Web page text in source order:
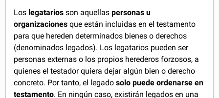
Los legatarios son aquellaspersonas u
organizacionesque están incluidas en el testamento
para que hereden determinados bienes o derechos
(denominados legados). Los legatarios pueden ser
personas externas o los propios herederos forzosos, a
quienes el testador quiera dejar algún bien o derecho
concreto. Por tanto, el legadosolo puede ordenarse en
testamento. En ningún caso, existirán legados en una